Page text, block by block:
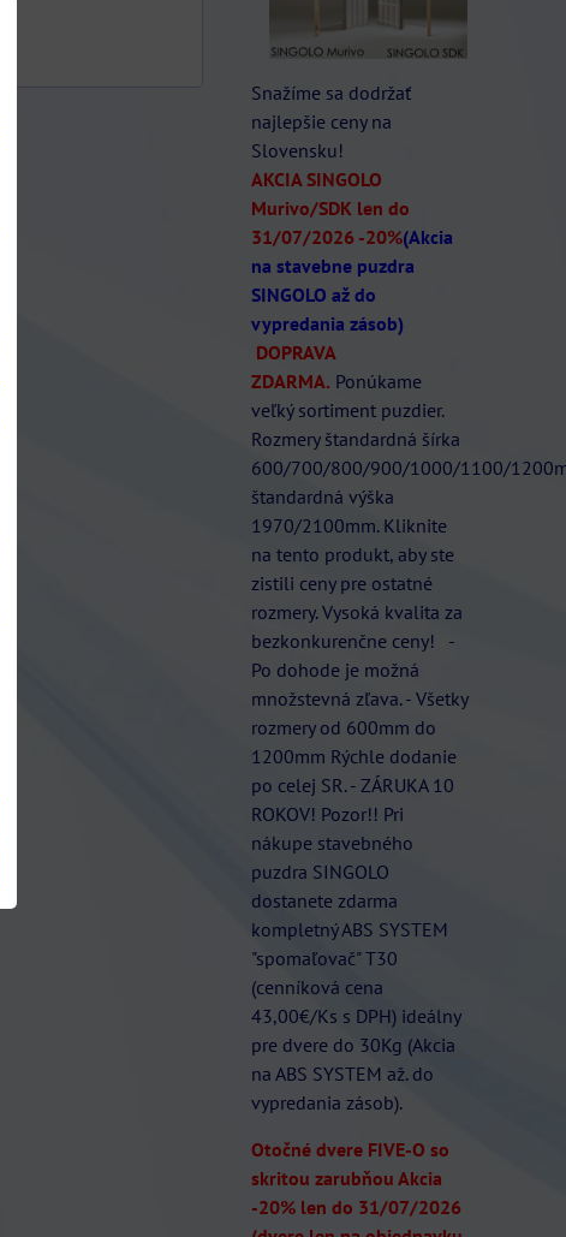
Snažíme sa dodržať
najlepšie ceny na
Slovensku!
AKCIA SINGOLO
Murivo/SDK len do
31/07/2026 -20%(Akcia
na stavebne puzdra
SINGOLO až do
vypredania zásob)
DOPRAVA
ZDARMA. Ponúkame
veľký sortiment puzdier.
Rozmery štandardná šírka
600/700/800/900/1000/1100/
štandardná výška
1970/2100mm. Kliknite
na tento produkt, aby ste
zistili ceny pre ostatné
rozmery. Vysoká kvalita za
bezkonkurenčne ceny! -
Po dohode je možná
množstevná zľava. - Všetky
rozmery od 600mm do
1200mm Rýchle dodanie
po celej SR. - ZÁRUKA 10
ROKOV! Pozor!! Pri
nákupe stavebného
puzdra SINGOLO
dostanete zdarma
kompletný ABS SYSTEM
"spomaľovač" T30
(cenníková cena
43,00€/Ks s DPH) ideálny
pre dvere do 30Kg (Akcia
na ABS SYSTEM až. do
vypredania zásob).
Otočné dvere FIVE-O so
skritou zarubňou Akcia
-20% len do 31/07/2026